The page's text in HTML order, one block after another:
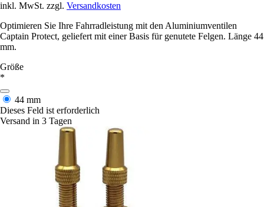
inkl. MwSt. zzgl. Versandkosten
Optimieren Sie Ihre Fahrradleistung mit den Aluminiumventilen
Captain Protect, geliefert mit einer Basis für genutete Felgen. Länge 44
mm.
Größe
*
44 mm
Dieses Feld ist erforderlich
Versand in 3 Tagen